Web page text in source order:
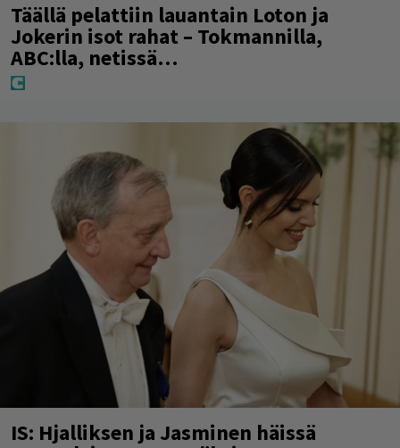
Täällä pelattiin lauantain Loton ja
Jokerin isot rahat – Tokmannilla,
ABC:lla, netissä…
IS: Hjalliksen ja Jasminen häissä